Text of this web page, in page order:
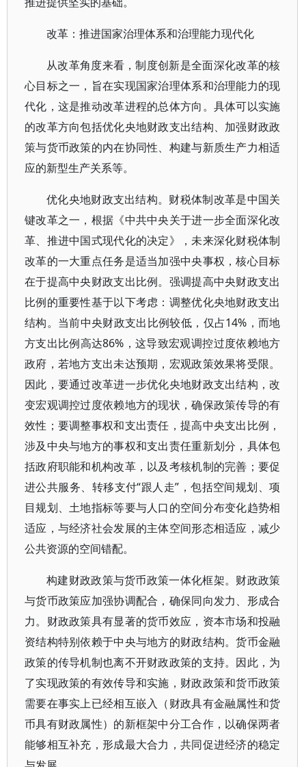
改革：推进国家治理体系和治理能力现代化
从改革角度来看，制度创新是全面深化改革的核
心目标之一，旨在实现国家治理体系和治理能力的现
代化，这是推动改革进程的总体方向。具体可以实施
的改革方向包括优化央地财政支出结构、加强财政政
策与货币政策的内在协同性、构建与新质生产力相适
应的新型生产关系等。
优化央地财政支出结构。财税体制改革是中国关
键改革之一，根据《中共中央关于进一步全面深化改
革、推进中国式现代化的决定》，未来深化财税体制
改革的一大重点任务是适当加强中央事权，核心目标
在于提高中央财政支出比例。强调提高中央财政支出
比例的重要性基于以下考虑：调整优化央地财政支出
结构。当前中央财政支出比例较低，仅占14%，而地
方支出比例高达86%，这导致宏观调控过度依赖地方
政府，若地方支出未达预期，宏观政策效果将受限。
因此，要通过改革进一步优化央地财政支出结构，改
变宏观调控过度依赖地方的现状，确保政策传导的有
效性；要调整事权和支出责任，提高中央支出比例，
涉及中央与地方的事权和支出责任重新划分，具体包
括政府职能和机构改革，以及考核机制的完善；要促
进公共服务、转移支付“跟人走”，包括空间规划、项
目规划、土地指标等要与人口的空间分布变化趋势相
适应，与经济社会发展的主体空间形态相适应，减少
公共资源的空间错配。
构建财政政策与货币政策一体化框架。财政政策
与货币政策应加强协调配合，确保同向发力、形成合
力。财政政策具有显著的货币效应，资本市场和投融
资结构特别依赖于中央与地方的财政结构。货币金融
政策的传导机制也离不开财政政策的支持。因此，为
了实现政策的有效传导和实施，财政政策和货币政策
需要在事实上已经相互嵌入（财政具有金融属性和货
币具有财政属性）的新框架中分工合作，以确保两者
能够相互补充，形成最大合力，共同促进经济的稳定